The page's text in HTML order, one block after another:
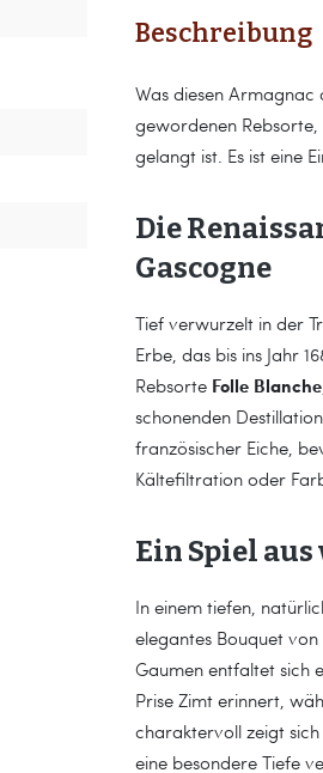
Beschreibung
Was diesen Armagnac
gewordenen Rebsorte,
gelangt ist. Es ist eine
Die
Gascogne
Tief verwurzelt in der
Erbe, das bis ins Jahr
Rebsorte Folle Blanche
schonenden
französischer Eiche,
Kältefiltration oder
Ein Spiel
In einem tiefen,
elegantes Bouquet
Gaumen entfaltet sich
Prise Zimt erinnert,
charaktervoll zeigt
eine besondere Tiefe